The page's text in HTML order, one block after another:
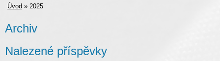
Úvod » 2025
Archiv
Nalezené příspěvky